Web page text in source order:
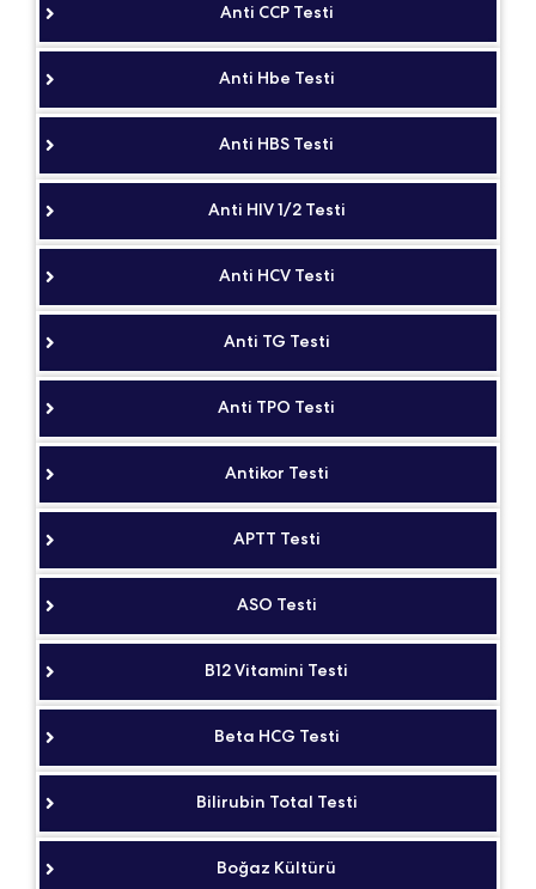
Anti CCP Testi
Anti Hbe Testi
Anti HBS Testi
Anti HIV 1/2 Testi
Anti HCV Testi
Anti TG Testi
Anti TPO Testi
Antikor Testi
APTT Testi
ASO Testi
B12 Vitamini Testi
Beta HCG Testi
Bilirubin Total Testi
Boğaz Kültürü